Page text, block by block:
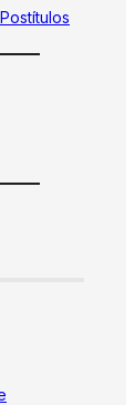
Postítulos